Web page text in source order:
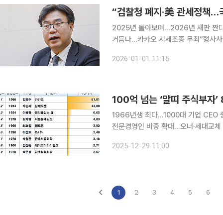
“검찰청 폐지‧美 관세정책…
2025년 돌아보며…2026년 새판 짠다
거듭나…카카오 시세조종 무죄“형사
다임 전환 지난해에 이어 올 한
2026-01-01 11:15
100억 넘는 ‘말띠 주식부자
1966년생 최다…1000대 기업 CEO
전문경영인 비중 확대…오너·세대교체 흐름도 뚜렷 2026년 병오년(丙午
주식부자만 85명에 달하고, 매출
2025-12-29 11:00
1 2 3 4 5 6